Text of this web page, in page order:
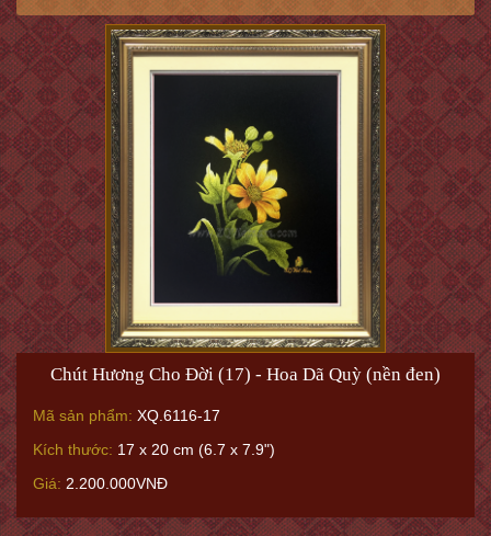
Chút Hương Cho Đời (17) - Hoa Dã Quỳ (nền đen)
Mã sản phẩm: XQ.6116-17
Kích thước: 17 x 20 cm (6.7 x 7.9")
Giá: 2.200.000VNĐ